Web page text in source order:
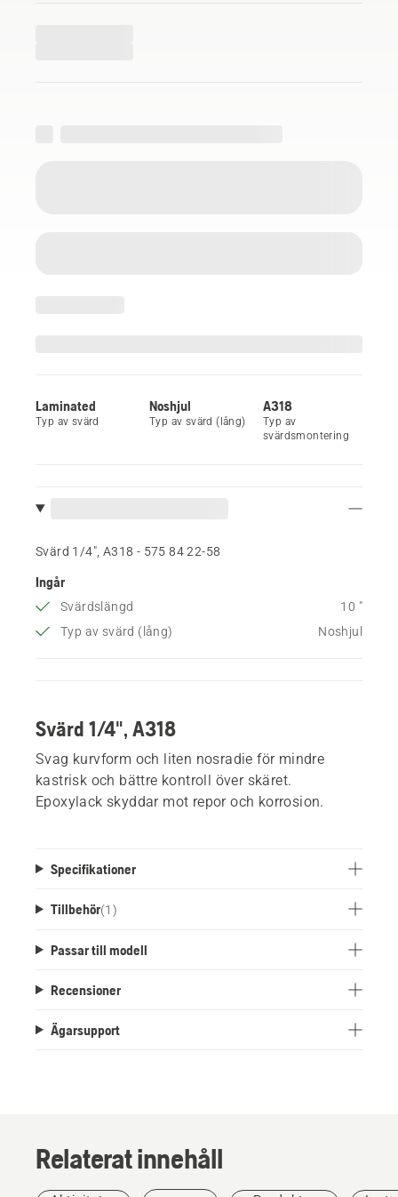
Laminated
Typ av svärd
Noshjul
Typ av svärd (lång)
A318
Typ av
svärdsmontering
Svärd 1/4", A318 - 575 84 22‑58
Ingår
Svärdslängd
10 "
Typ av svärd (lång)
Noshjul
Svärd 1/4", A318
Svag kurvform och liten nosradie för mindre
kastrisk och bättre kontroll över skäret.
Epoxylack skyddar mot repor och korrosion.
Specifikationer
Tillbehör(1 )
Passar till modell
Recensioner
Ägarsupport
Relaterat innehåll
och